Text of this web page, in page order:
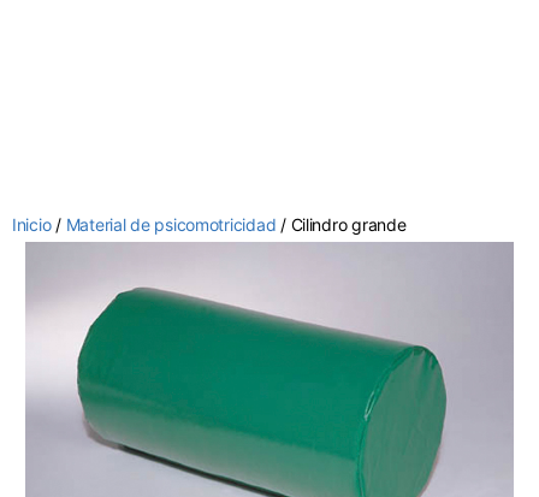
Inicio/ Material de psicomotricidad / Cilindro grande